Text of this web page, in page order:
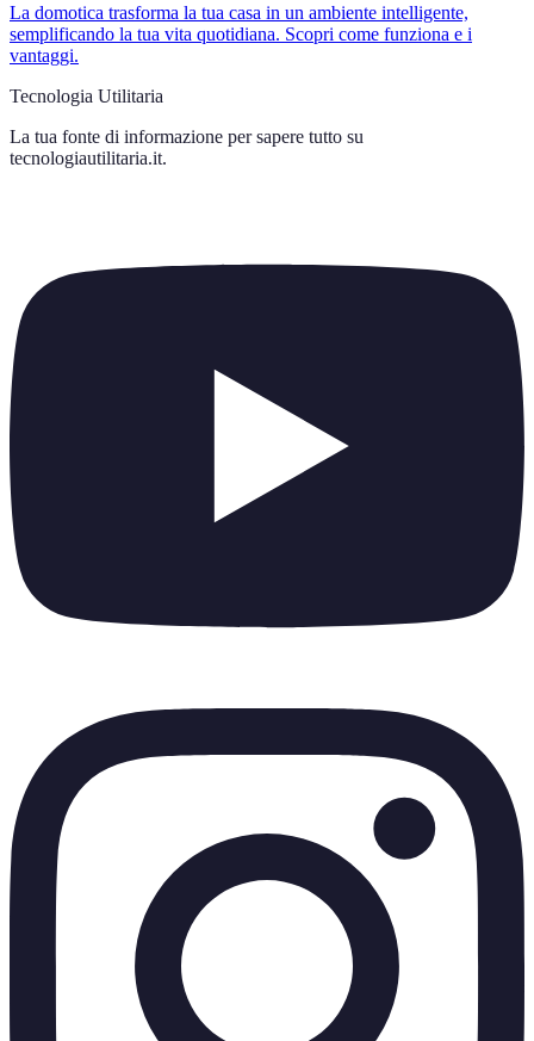
La domotica trasforma la tua casa in un ambiente intelligente,
semplificando la tua vita quotidiana. Scopri come funziona e i
vantaggi.
Tecnologia Utilitaria
La tua fonte di informazione per sapere tutto su
tecnologiautilitaria.it.